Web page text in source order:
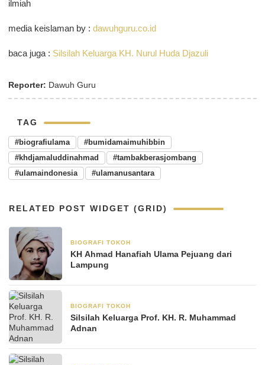
ilmiah
media keislaman by : dawuhguru.co.id
baca juga : Silsilah Keluarga KH. Nurul Huda Djazuli
Reporter: Dawuh Guru
TAG
#biografiulama
#bumidamaimuhibbin
#khdjamaluddinahmad
#tambakberasjombang
#ulamaindonesia
#ulamanusantara
RELATED POST WIDGET (GRID)
BIOGRAFI TOKOH
KH Ahmad Hanafiah Ulama Pejuang dari
Lampung
BIOGRAFI TOKOH
Silsilah Keluarga Prof. KH. R. Muhammad
Adnan